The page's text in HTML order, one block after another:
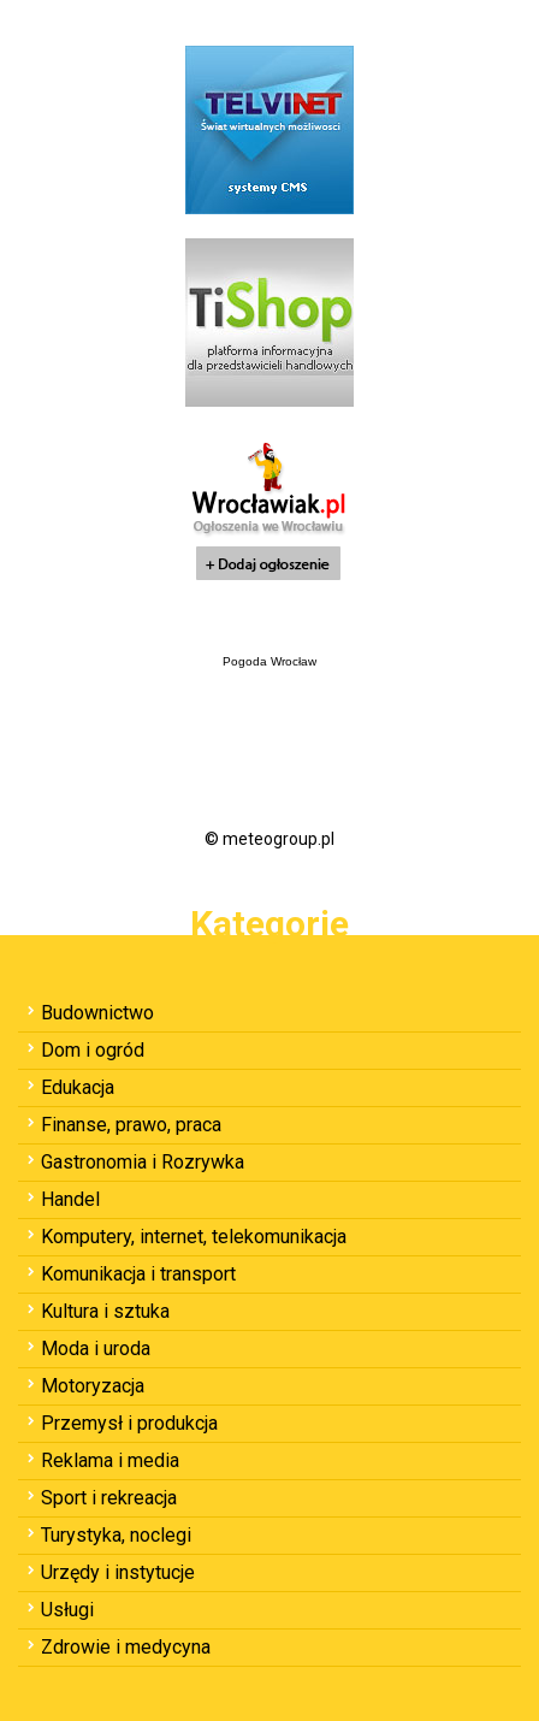
Pogoda Wrocław
© meteogroup.pl
Kategorie
Budownictwo
Dom i ogród
Edukacja
Finanse, prawo, praca
Gastronomia i Rozrywka
Handel
Komputery, internet, telekomunikacja
Komunikacja i transport
Kultura i sztuka
Moda i uroda
Motoryzacja
Przemysł i produkcja
Reklama i media
Sport i rekreacja
Turystyka, noclegi
Urzędy i instytucje
Usługi
Zdrowie i medycyna